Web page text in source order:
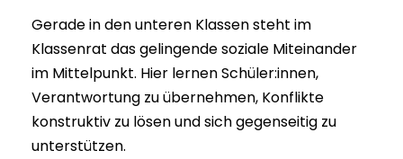
Gerade in den unteren Klassen steht im
Klassenrat das gelingende soziale Miteinander
im Mittelpunkt. Hier lernen Schüler:innen,
Verantwortung zu übernehmen, Konflikte
konstruktiv zu lösen und sich gegenseitig zu
unterstützen.